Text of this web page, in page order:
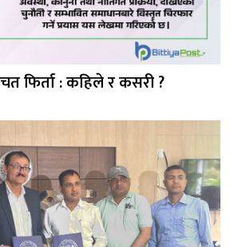
फिर्ता : कहिले र कसरी ?